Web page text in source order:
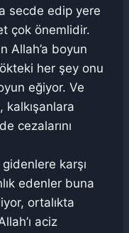
secde edip yere
çok önemlidir.
Allah’a boyun
her şey onu
eğiyor. Ve
cezalarını
karşı
edenler buna
ortalıkta
aciz